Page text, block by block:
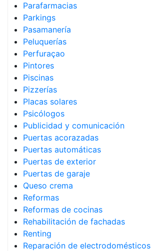
Parafarmacias
Parkings
Pasamanería
Peluquerías
Perfuraçao
Pintores
Piscinas
Pizzerías
Placas solares
Psicólogos
Publicidad y comunicación
Puertas acorazadas
Puertas automáticas
Puertas de exterior
Puertas de garaje
Queso crema
Reformas
Reformas de cocinas
Rehabilitación de fachadas
Renting
Reparación de electrodomésticos